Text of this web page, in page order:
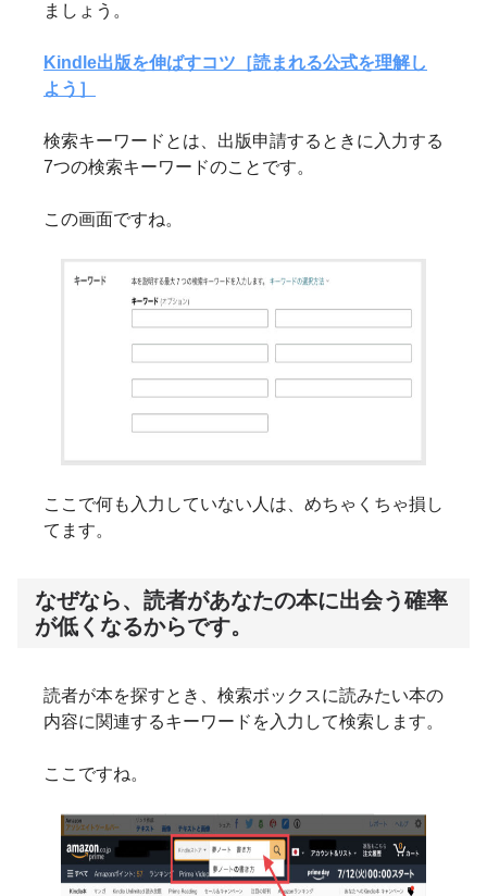
ましょう。
Kindle出版を伸ばすコツ［読まれる公式を理解し
よう］
検索キーワードとは、出版申請するときに入力する
7つの検索キーワードのことです。
この画面ですね。
ここで何も入力していない人は、めちゃくちゃ損し
てます。
なぜなら、読者があなたの本に出会う確率
が低くなるからです。
読者が本を探すとき、検索ボックスに読みたい本の
内容に関連するキーワードを入力して検索します。
ここですね。